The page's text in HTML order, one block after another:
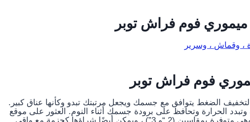
الضغط يتوافق مع جسمك ويجعل مرتبتك تبدو وكأنها عناق كبير.
الحرارة وتحافظ على برودة جسمك أثناء النوم. العثور على موقع